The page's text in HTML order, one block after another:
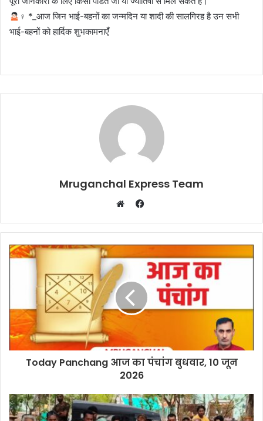
‍♀ *_आज जिन भाई-बहनों का जन्मदिन या शादी की सालगिरह है उन सभी
भाई-बहनों को हार्दिक शुभकामनाएँ
Mruganchal Express Team
Facebook
Today Panchang आज का पंचांग बुधवार, 10 जून
2026